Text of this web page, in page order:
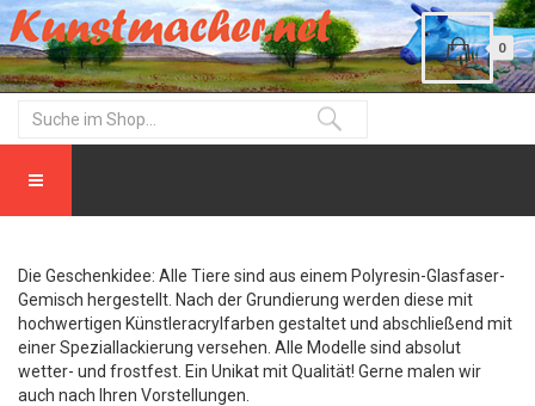
0
Die Geschenkidee: Alle Tiere sind aus einem Polyresin-Glasfaser-
Gemisch hergestellt. Nach der Grundierung werden diese mit
hochwertigen Künstleracrylfarben gestaltet und abschließend mit
einer Speziallackierung versehen. Alle Modelle sind absolut
wetter- und frostfest. Ein Unikat mit Qualität! Gerne malen wir
auch nach Ihren Vorstellungen.